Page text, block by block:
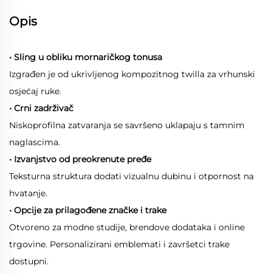
Opis
• Sling u obliku mornaričkog tonusa
Izgrađen je od ukrivljenog kompozitnog twilla za vrhunski
osjećaj ruke.
• Crni zadrživač
Niskoprofilna zatvaranja se savršeno uklapaju s tamnim
naglascima.
• Izvanjstvo od preokrenute pređe
Teksturna struktura dodati vizualnu dubinu i otpornost na
hvatanje.
• Opcije za prilagođene značke i trake
Otvoreno za modne studije, brendove dodataka i online
trgovine. Personalizirani emblemati i završetci trake
dostupni.